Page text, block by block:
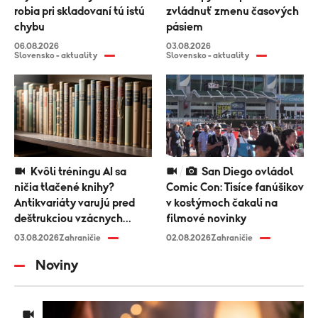
robia pri skladovaní tú istú
chybu
06.08.2026
Slovensko - aktuality
zvládnuť zmenu časových
pásiem
03.08.2026
Slovensko - aktuality
ničia tlačené knihy?
Antikvariáty varujú pred
deštrukciou vzácnych
titulov
03.08.2026Zahraničie
Comic Con: Tisíce fanúšikov
v kostýmoch čakali na
filmové novinky
02.08.2026Zahraničie
Noviny